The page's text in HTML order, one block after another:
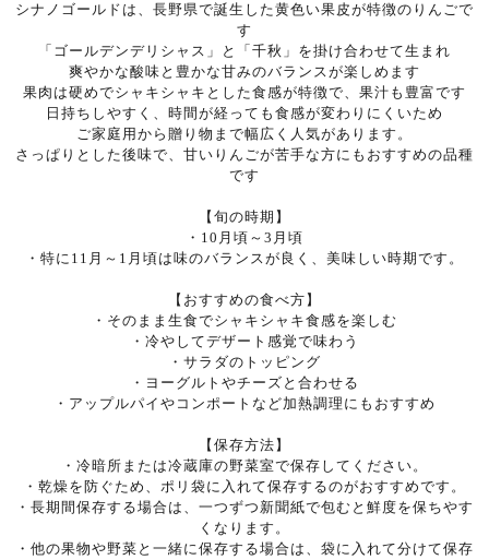
シナノゴールドは、長野県で誕生した黄色い果皮が特徴のりんごで
す
「ゴールデンデリシャス」と「千秋」を掛け合わせて生まれ
爽やかな酸味と豊かな甘みのバランスが楽しめます
果肉は硬めでシャキシャキとした食感が特徴で、果汁も豊富です
日持ちしやすく、時間が経っても食感が変わりにくいため
ご家庭用から贈り物まで幅広く人気があります。
さっぱりとした後味で、甘いりんごが苦手な方にもおすすめの品種
です
【旬の時期】
・10月頃～3月頃
・特に11月～1月頃は味のバランスが良く、美味しい時期です。
【おすすめの食べ方】
・そのまま生食でシャキシャキ食感を楽しむ
・冷やしてデザート感覚で味わう
・サラダのトッピング
・ヨーグルトやチーズと合わせる
・アップルパイやコンポートなど加熱調理にもおすすめ
【保存方法】
・冷暗所または冷蔵庫の野菜室で保存してください。
・乾燥を防ぐため、ポリ袋に入れて保存するのがおすすめです。
・長期間保存する場合は、一つずつ新聞紙で包むと鮮度を保ちやす
くなります。
・他の果物や野菜と一緒に保存する場合は、袋に入れて分けて保存